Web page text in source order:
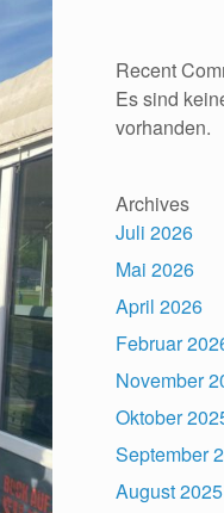
Recent
Es sind
vorhanden.
Archives
Juli 2026
Mai 2026
April 2026
Februar
November
Oktober
September
August 2025